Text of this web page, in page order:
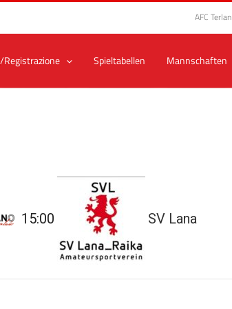
AFC Terlan
Spieltabellen Mannschaften
15:00 SV Lana